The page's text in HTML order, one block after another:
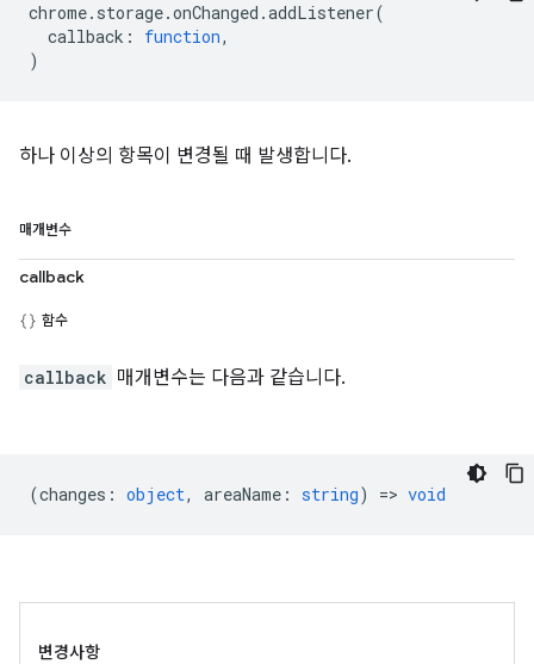
chrome. storage.onChanged .addListener(
callback : function,
)
하나 이상의 항목이 변경될 때 발생합니다.
매개변수
callback
함수
callback 매개변수는 다음과 같습니다.
(changes : object, areaName : string) => void
변경사항